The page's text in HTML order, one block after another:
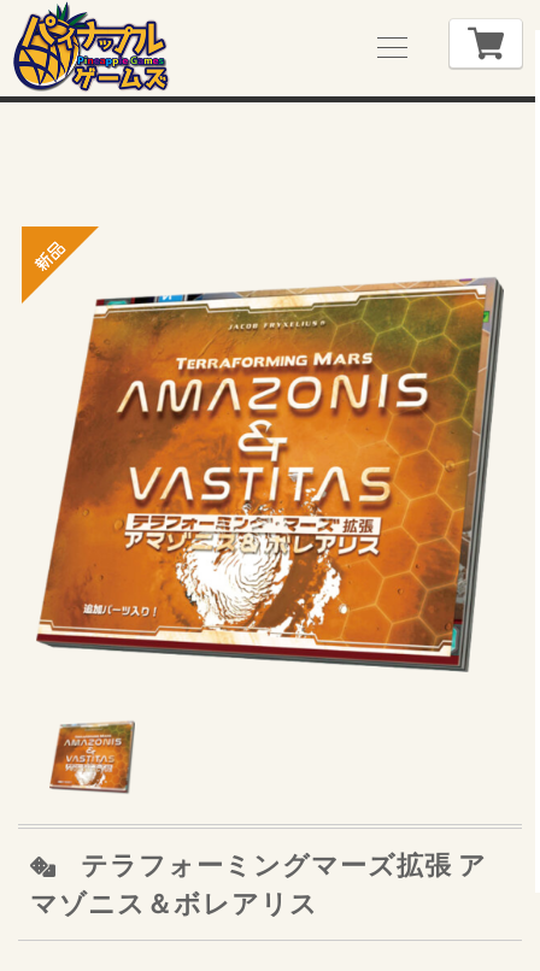
テラフォーミングマーズ拡張 ア
マゾニス＆ボレアリス